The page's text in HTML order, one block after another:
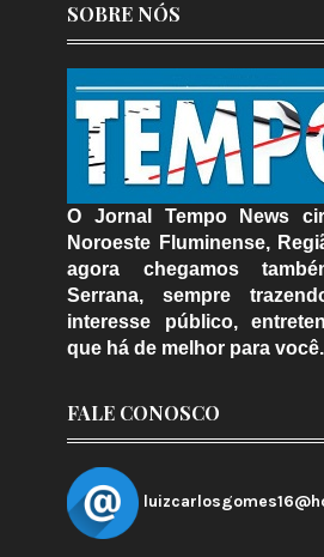
SOBRE NÓS
O Jornal Tempo News
Noroeste Fluminense,
agora chegamos
Serrana, sempre
interesse público,
que há de melhor para você.
FALE CONOSCO